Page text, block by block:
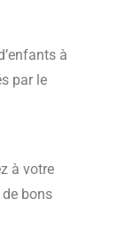
à
par le
à votre
bons